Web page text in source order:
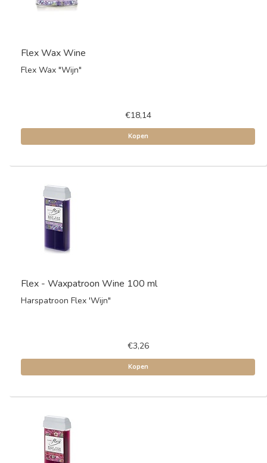
Flex Wax Wine
Flex Wax "Wijn"
€18,14
Kopen
Flex - Waxpatroon Wine 100 ml
Harspatroon Flex 'Wijn"
€3,26
Kopen